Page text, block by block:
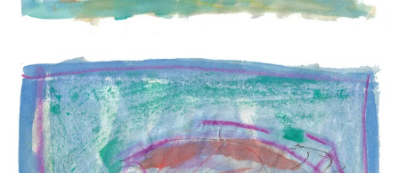
INSTANT RETENU